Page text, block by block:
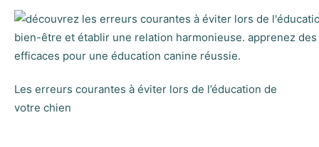
Les erreurs courantes à éviter lors de l’éducation de
votre chien